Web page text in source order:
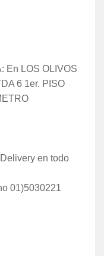
En LOS OLIVOS
6 1er. PISO
en todo
01)5030221